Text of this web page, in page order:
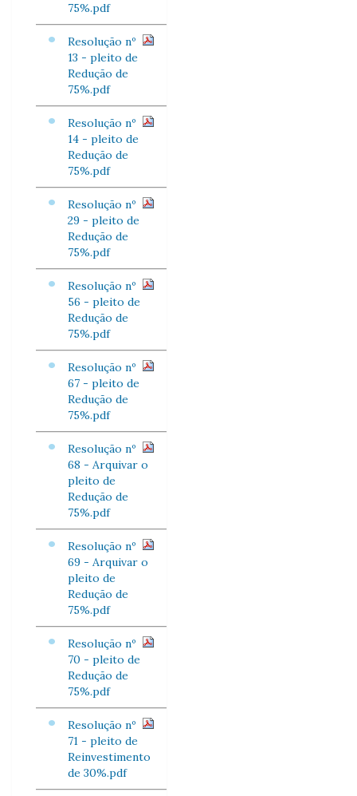
75%.pdf
Resolução nº
13 - pleito de
Redução de
75%.pdf
Resolução nº
14 - pleito de
Redução de
75%.pdf
Resolução nº
29 - pleito de
Redução de
75%.pdf
Resolução nº
56 - pleito de
Redução de
75%.pdf
Resolução nº
67 - pleito de
Redução de
75%.pdf
Resolução nº
68 - Arquivar o
pleito de
Redução de
75%.pdf
Resolução nº
69 - Arquivar o
pleito de
Redução de
75%.pdf
Resolução nº
70 - pleito de
Redução de
75%.pdf
Resolução nº
71 - pleito de
Reinvestimento
de 30%.pdf